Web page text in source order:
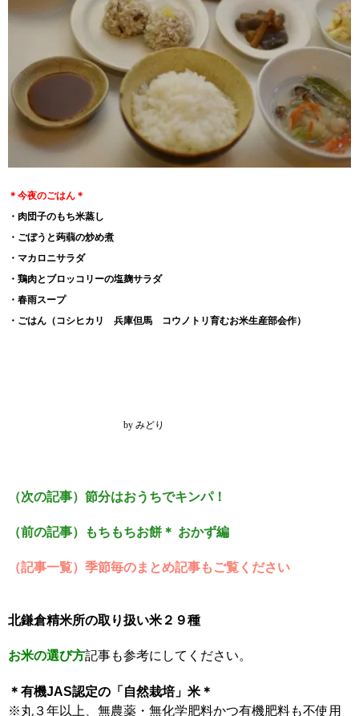
＊今夜のごはん＊
・肉団子のもち米蒸し
・ごぼうと蒟蒻の炒め煮
・マカロニサラダ
・鶏肉とブロッコリーの塩麹サラダ
・春雨スープ
・ごはん（コシヒカリ 兵庫但馬 コウノトリ育むお米生産部会作）
by みどり
（次の記事）節分はおうちでキンパ！
（前の記事）もちもちお餅＊ おかず編
（記事一覧）季節毎のまとめ記事もご覧ください
北鎌倉精米所の取り扱い米２９種
お米の選び方記事も参考にしてください。
＊有機JAS認定の「自然栽培」米＊
※丸３年以上、無農薬・無化学肥料かつ有機肥料も不使用